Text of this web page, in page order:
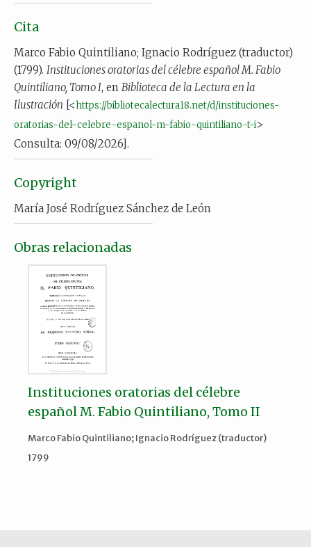
Cita
Marco Fabio Quintiliano; Ignacio Rodríguez (traductor)
(1799). Instituciones oratorias del célebre español M. Fabio
Quintiliano, Tomo I, en Biblioteca de la Lectura en la
Ilustración [<https://bibliotecalectura18.net/d/instituciones-
oratorias-del-celebre-espanol-m-fabio-quintiliano-t-i>
Consulta: 09/08/2026].
Copyright
María José Rodríguez Sánchez de León
Obras relacionadas
Instituciones oratorias del célebre
español M. Fabio Quintiliano, Tomo II
Marco Fabio Quintiliano; Ignacio Rodríguez (traductor)
1799